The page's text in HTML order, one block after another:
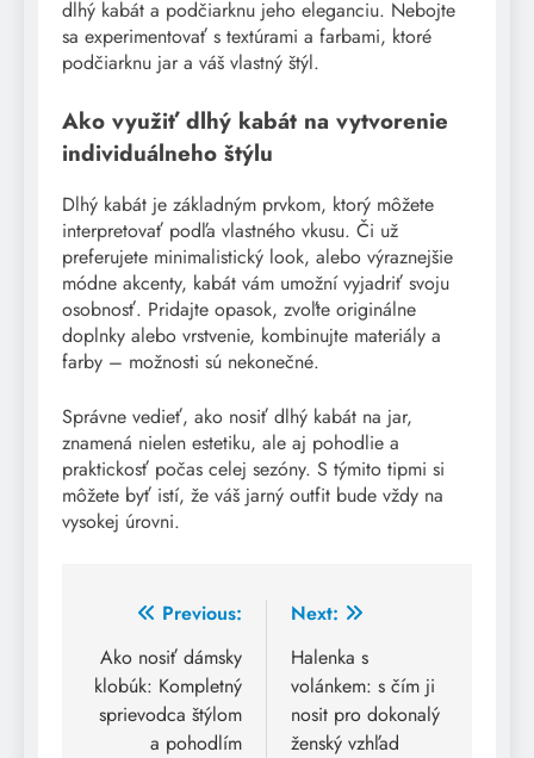
dlhý kabát a podčiarknu jeho eleganciu. Nebojte
sa experimentovať s textúrami a farbami, ktoré
podčiarknu jar a váš vlastný štýl.
Ako využiť dlhý kabát na vytvorenie
individuálneho štýlu
Dlhý kabát je základným prvkom, ktorý môžete
interpretovať podľa vlastného vkusu. Či už
preferujete minimalistický look, alebo výraznejšie
módne akcenty, kabát vám umožní vyjadriť svoju
osobnosť. Pridajte opasok, zvoľte originálne
doplnky alebo vrstvenie, kombinujte materiály a
farby – možnosti sú nekonečné.
Správne vedieť, ako nosiť dlhý kabát na jar,
znamená nielen estetiku, ale aj pohodlie a
praktickosť počas celej sezóny. S týmito tipmi si
môžete byť istí, že váš jarný outfit bude vždy na
vysokej úrovni.
Post
navigation
Previous:
Ako nosiť dámsky
klobúk: Kompletný
sprievodca štýlom
a pohodlím
Next:
Halenka s
volánkem: s čím ji
nosit pro dokonalý
ženský vzhľad